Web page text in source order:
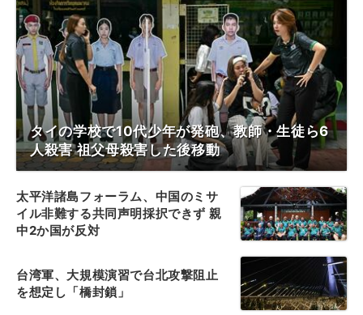
タイの学校で10代少年が発砲、教師・生徒ら6
人殺害 祖父母殺害した後移動
太平洋諸島フォーラム、中国のミサ
イル非難する共同声明採択できず 親
中2か国が反対
台湾軍、大規模演習で台北攻撃阻止
を想定し「橋封鎖」